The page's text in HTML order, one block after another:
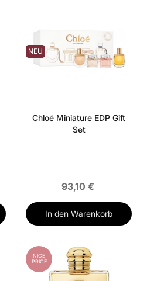
NEU
Chloé Miniature EDP Gift
Set
93,10 €
In den Warenkorb
NICE
PRICE